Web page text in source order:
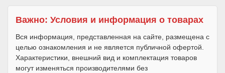
Важно: Условия и информация о товарах
Вся информация, представленная на сайте, размещена с
целью ознакомления и не является публичной офертой.
Характеристики, внешний вид и комплектация товаров
могут изменяться производителями без